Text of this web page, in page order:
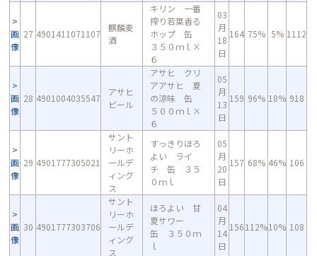
画
像
27 4901411071107
麒麟麦
酒
キリン 一番
搾り若葉香る
ホップ 缶
３５０ｍｌ×
６
03
月
18
日
164 75% 5% 1112
画
像
28 4901004035547
アサヒ
ビール
アサヒ クリ
アアサヒ 夏
の涼味 缶
５００ｍｌ×
６
05
月
13
日
159 96% 18% 918
画
像
29 4901777305021
サント
リーホ
ールデ
ィング
ス
すっきりほろ
よい ライ
チ 缶 ３５
０ｍｌ
05
月
20
日
157 68% 46% 106
画
像
30 4901777303706
サント
リーホ
ールデ
ィング
ス
ほろよい 甘
夏サワー
缶 ３５０ｍ
ｌ
04
月
14
日
156112%10% 108